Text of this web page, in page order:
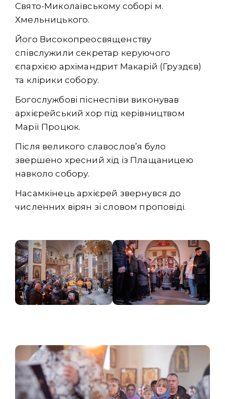
Свято-Миколаївському соборі м.
Хмельницького.
Його Високопреосвященству
співслужили секретар керуючого
єпархією архімандрит Макарій (Груздєв)
та клірики собору.
Богослужбові піснеспіви виконував
архієрейський хор під керівництвом
Марії Процюк.
Після великого славослов’я було
звершено хресний хід із Плащаницею
навколо собору.
Насамкінець архієрей звернувся до
численних вірян зі словом проповіді.